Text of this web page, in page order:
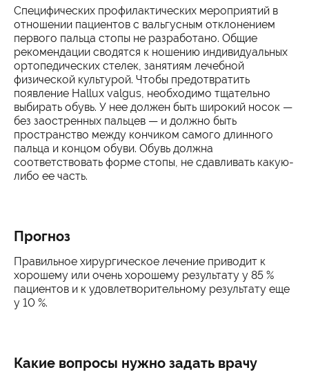
Специфических профилактических мероприятий в
отношении пациентов с вальгусным отклонением
первого пальца стопы не разработано. Общие
рекомендации сводятся к ношению индивидуальных
ортопедических стелек, занятиям лечебной
физической культурой. Чтобы предотвратить
появление Hallux valgus, необходимо тщательно
выбирать обувь. У нее должен быть широкий носок —
без заостренных пальцев — и должно быть
пространство между кончиком самого длинного
пальца и концом обуви. Обувь должна
соответствовать форме стопы, не сдавливать какую-
либо ее часть.
Прогноз
Правильное хирургическое лечение приводит к
хорошему или очень хорошему результату у 85 %
пациентов и к удовлетворительному результату еще
у 10 %.
Какие вопросы нужно задать врачу